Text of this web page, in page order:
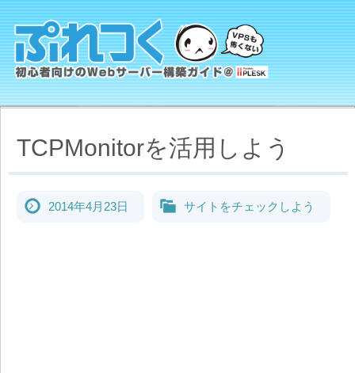
TCPMonitorを活用しよう
2014年4月23日 サイトをチェックしよう